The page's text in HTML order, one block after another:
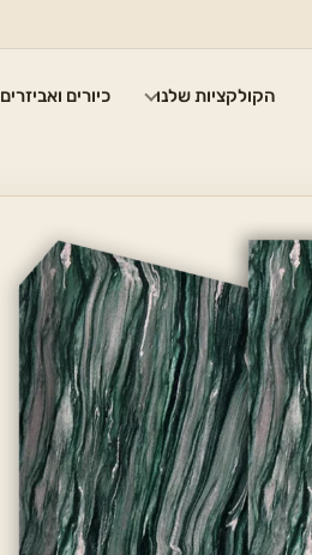
הקולקציות שלנו כיורים ואביזרים